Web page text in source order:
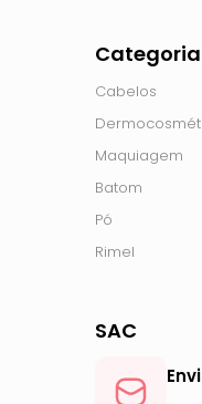
Cabelos
Maquiagem
Batom
Pó
Rimel
SAC